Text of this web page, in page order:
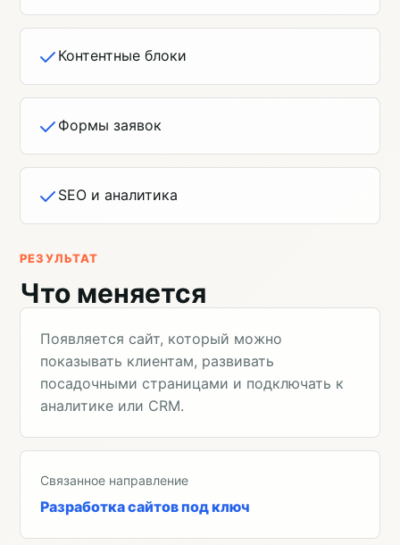
Контентные блоки
Формы заявок
SEO и аналитика
РЕЗУЛЬТАТ
Что меняется
Появляется сайт, который можно
показывать клиентам, развивать
посадочными страницами и подключать к
аналитике или CRM.
Связанное направление
Разработка сайтов под ключ